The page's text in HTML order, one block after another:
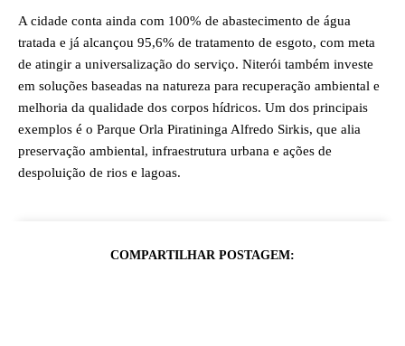
A cidade conta ainda com 100% de abastecimento de água
tratada e já alcançou 95,6% de tratamento de esgoto, com meta
de atingir a universalização do serviço. Niterói também investe
em soluções baseadas na natureza para recuperação ambiental e
melhoria da qualidade dos corpos hídricos. Um dos principais
exemplos é o Parque Orla Piratininga Alfredo Sirkis, que alia
preservação ambiental, infraestrutura urbana e ações de
despoluição de rios e lagoas.
COMPARTILHAR POSTAGEM: